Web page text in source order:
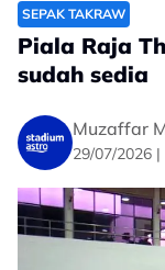
acara quadrant,
sekali gus
menyaksikan
sekadar di
Kejohanan Piala
berlangsung dari
"Apabila kami
utama, kami
yang terbaik,"
SEPAK TAKRAW
Piala Raja
sudah sedia
Muzaffar
29/07/2026 |